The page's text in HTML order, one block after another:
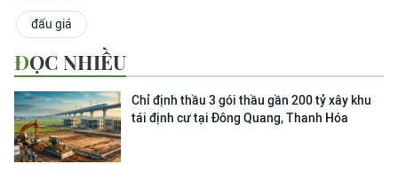
đấu giá
ĐỌC NHIỀU
Chỉ định thầu 3 gói thầu gần 200 tỷ xây khu
tái định cư tại Đông Quang, Thanh Hóa